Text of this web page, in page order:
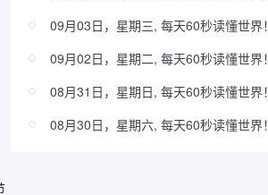
09月03日，星期三, 每天60秒读懂世界！
09月02日，星期二, 每天60秒读懂世界！
08月31日，星期日, 每天60秒读懂世界！
08月30日，星期六, 每天60秒读懂世界！